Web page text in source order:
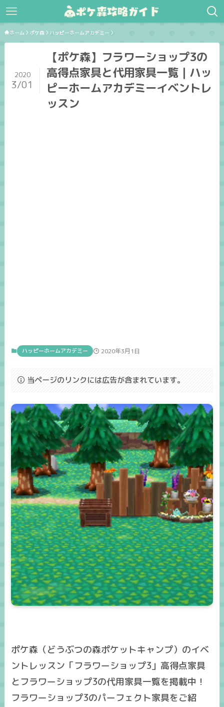
ホーム ポケ森 ハッピーホームアカデミー
【ポケ森】フラワーショップ3の
高得点家具と代用家具一覧｜ハッ
ピーホームアカデミーイベントレ
ッスン
2020
3/01
ハッピーホームアカデミー 2020年3月1日
当ページのリンクには広告が含まれています。
ポケ森（どうぶつの森ポケットキャンプ）のイベ
ントレッスン「フラワーショップ3」高得点家具
とフラワーショップ3の代用家具一覧を掲載中！
フラワーショップ3のパーフェクト家具をご紹